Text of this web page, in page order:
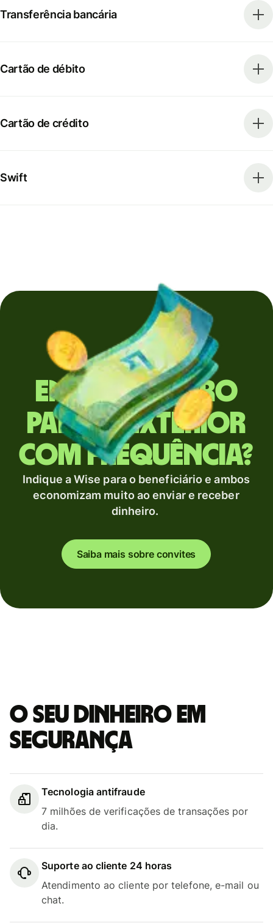
Transferência bancária
Cartão de débito
Cartão de crédito
Swift
Envia dinheiro
para o exterior
com frequência?
Indique a Wise para o beneficiário e ambos
economizam muito ao enviar e receber
dinheiro.
Saiba mais sobre convites
O seu dinheiro em
segurança
Tecnologia antifraude
7 milhões de verificações de transações por
dia.
Suporte ao cliente 24 horas
Atendimento ao cliente por telefone, e-mail ou
chat.